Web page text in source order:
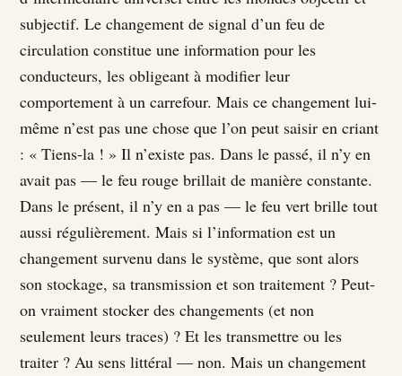
subjectif. Le changement de signal d’un feu de
circulation constitue une information pour les
conducteurs, les obligeant à modifier leur
comportement à un carrefour. Mais ce changement lui-
même n’est pas une chose que l’on peut saisir en criant
: « Tiens-la ! » Il n’existe pas. Dans le passé, il n’y en
avait pas — le feu rouge brillait de manière constante.
Dans le présent, il n’y en a pas — le feu vert brille tout
aussi régulièrement. Mais si l’information est un
changement survenu dans le système, que sont alors
son stockage, sa transmission et son traitement ? Peut-
on vraiment stocker des changements (et non
seulement leurs traces) ? Et les transmettre ou les
traiter ? Au sens littéral — non. Mais un changement